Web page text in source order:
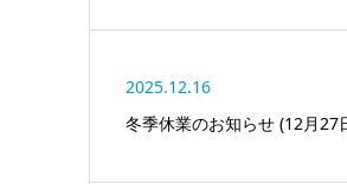
2025.12.16
冬季休業のお知らせ (12月27